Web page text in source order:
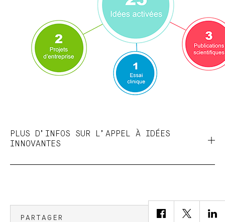
PLUS D’INFOS SUR L’APPEL À IDÉES
INNOVANTES
PARTAGER